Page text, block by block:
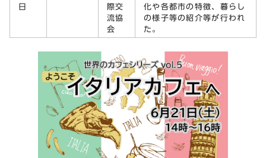
日
際交
流協
会
化や各都市の特徴、暮らし
の様子等の紹介等が行われ
た。